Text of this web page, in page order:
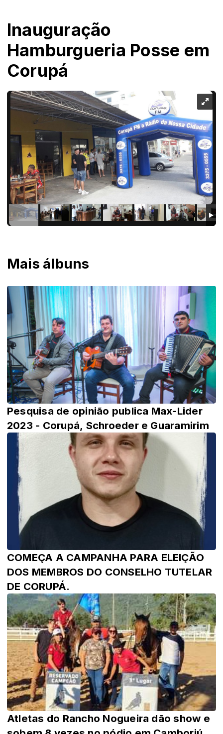
Inauguração
Hamburgueria Posse em
Corupá
Mais álbuns
Pesquisa de opinião publica Max-Lider
2023 - Corupá, Schroeder e Guaramirim
COMEÇA A CAMPANHA PARA ELEIÇÃO
DOS MEMBROS DO CONSELHO TUTELAR
DE CORUPÁ.
Atletas do Rancho Nogueira dão show e